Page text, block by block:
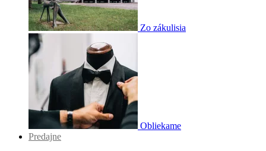
Zo zákulisia
Obliekame
Predajne